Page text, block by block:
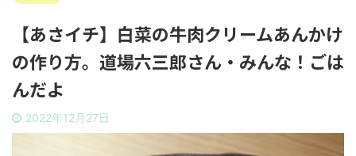
【あさイチ】白菜の牛肉クリームあんかけ
の作り方。道場六三郎さん・みんな！ごは
んだよ
2022年12月27日